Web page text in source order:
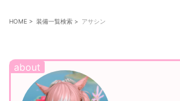
HOME > 装備一覧検索 > アサシン